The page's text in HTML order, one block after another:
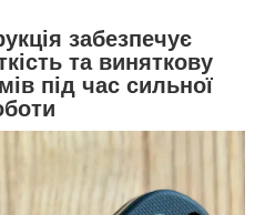
забезпечує
та виняткову
під час сильної